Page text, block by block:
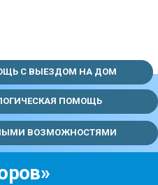
С ВЫЕЗДОМ НА ДОМ
ПОМОЩЬ
ВОЗМОЖНОСТЯМИ